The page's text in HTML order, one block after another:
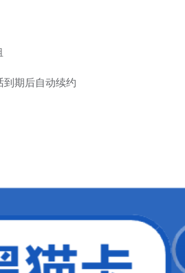
到期后自动续约